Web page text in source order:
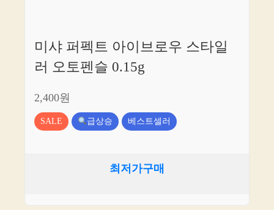
미샤 퍼펙트 아이브로우 스타일
러 오토펜슬 0.15g
2,400원
SALE 급상승 베스트셀러
최저가구매